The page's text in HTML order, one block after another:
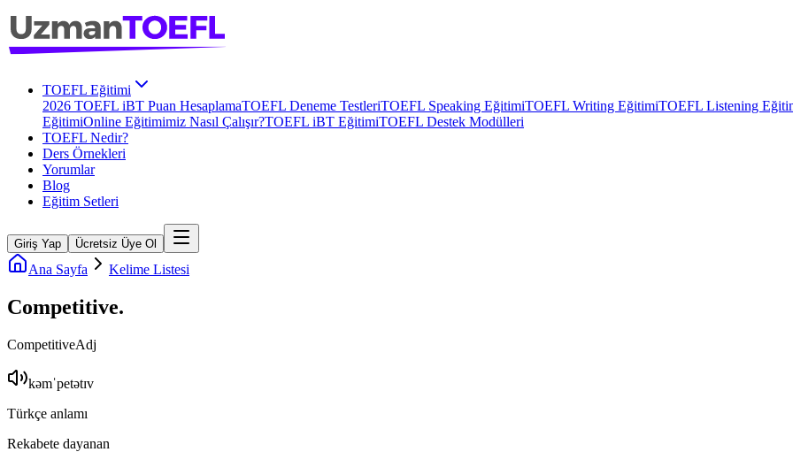
TOEFL Eğitimi
2026 TOEFL iBT Puan HesaplamaTOEFL Deneme TestleriTOEFL Speaking EğitimiTOEFL Writing EğitimiTOEFL Listening
EğitimiOnline Eğitimimiz Nasıl Çalışır?TOEFL iBT EğitimiTOEFL Destek Modülleri
TOEFL Nedir?
Ders Örnekleri
Yorumlar
Blog
Eğitim Setleri
Giriş Yap Ücretsiz Üye Ol
Ana Sayfa Kelime Listesi
Competitive.
CompetitiveAdj
kəmˈpetətɪv
Türkçe anlamı
Rekabete dayanan